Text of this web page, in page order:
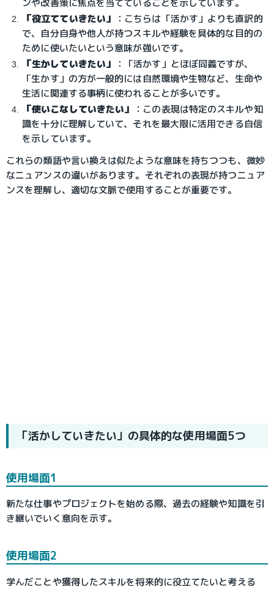
ンや改善策に焦点を当てていることを示しています。
「役立てていきたい」
：こちらは「活かす」よりも直訳的
で、自分自身や他人が持つスキルや経験を具体的な目的の
ために使いたいという意味が強いです。
「生かしていきたい」
：「活かす」とほぼ同義ですが、
「生かす」の方が一般的には自然環境や生物など、生命や
生活に関連する事柄に使われることが多いです。
「使いこなしていきたい」
：この表現は特定のスキルや知
識を十分に理解していて、それを最大限に活用できる自信
を示しています。
これらの類語や言い換えは似たような意味を持ちつつも、微妙
なニュアンスの違いがあります。それぞれの表現が持つニュア
ンスを理解し、適切な文脈で使用することが重要です。
「活かしていきたい」の具体的な使用場面5つ
使用場面1
新たな仕事やプロジェクトを始める際、過去の経験や知識を引
き継いでいく意向を示す。
使用場面2
学んだことや獲得したスキルを将来的に役立てたいと考える